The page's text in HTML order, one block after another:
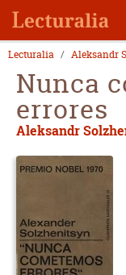
Lecturalia Aleksandr
Nunca
errores
Aleksandr